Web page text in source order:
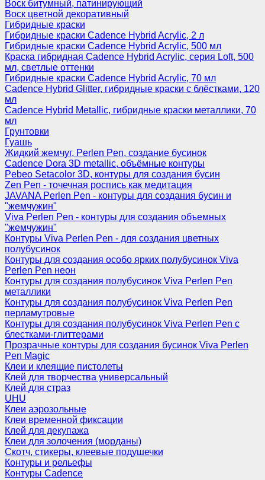
Воск битумный, патинирующий
Воск цветной декоративный
Гибридные краски
Гибридные краски Cadence Hybrid Acrylic, 2 л
Гибридные краски Cadence Hybrid Acrylic, 500 мл
Краска гибридная Cadence Hybrid Acrylic, серия Loft, 500
мл, светлые оттенки
Гибридные краски Cadence Hybrid Acrylic, 70 мл
Cadence Hybrid Glitter, гибридные краски с блёстками, 120
мл
Cadence Hybrid Metallic, гибридные краски металлики, 70
мл
Грунтовки
Гуашь
Жидкий жемчуг, Perlen Pen, создание бусинок
Cadence Dora 3D metallic, объёмные контуры
Pebeo Setacolor 3D, контуры для создания бусин
Zen Pen - точечная роспись как медитация
JAVANA Perlen Pen - контуры для создания бусин и
"жемчужин"
Viva Perlen Pen - контуры для создания объемных
"жемчужин"
Контуры Viva Perlen Pen - для создания цветных
полубусинок
Контуры для создания особо ярких полубусинок Viva
Perlen Pen неон
Контуры для создания полубусинок Viva Perlen Pen
металлики
Контуры для создания полубусинок Viva Perlen Pen
перламутровые
Контуры для создания полубусинок Viva Perlen Pen с
блестками-глиттерами
Прозрачные контуры для создания бусинок Viva Perlen
Pen Magic
Клеи и клеящие пистолеты
Клей для творчества универсальный
Клей для страз
UHU
Клеи аэрозольные
Клеи временной фиксации
Клей для декупажа
Клеи для золочения (морданы)
Скотч, стикеры, клеевые подушечки
Контуры и рельефы
Контуры Cadence